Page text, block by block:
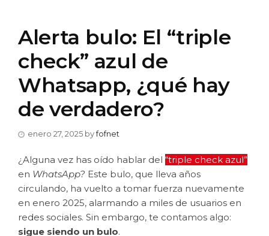
Alerta bulo: El “triple
check” azul de
Whatsapp, ¿qué hay
de verdadero?
enero 27, 2025 byfofnet
¿Alguna vez has oído hablar del “triple check azul”
en WhatsApp? Este bulo, que lleva años
circulando, ha vuelto a tomar fuerza nuevamente
en enero 2025, alarmando a miles de usuarios en
redes sociales. Sin embargo, te contamos algo:
sigue siendo un bulo.